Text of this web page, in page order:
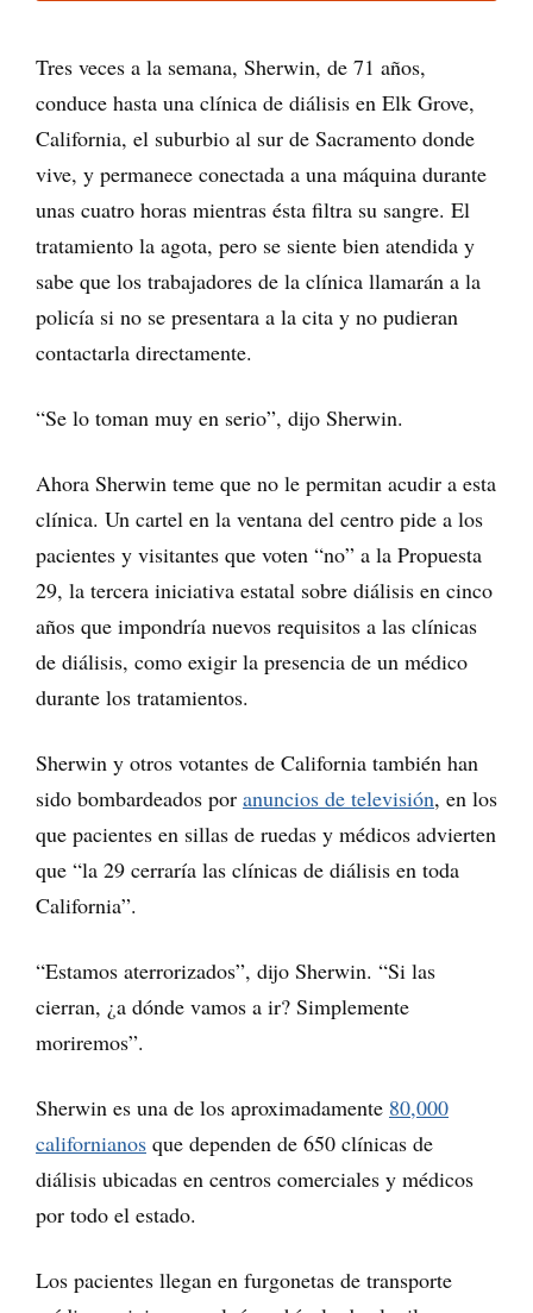
Tres veces a la semana, Sherwin, de 71 años,
conduce hasta una clínica de diálisis en Elk Grove,
California, el suburbio al sur de Sacramento donde
vive, y permanece conectada a una máquina durante
unas cuatro horas mientras ésta filtra su sangre. El
tratamiento la agota, pero se siente bien atendida y
sabe que los trabajadores de la clínica llamarán a la
policía si no se presentara a la cita y no pudieran
contactarla directamente.
“Se lo toman muy en serio”, dijo Sherwin.
Ahora Sherwin teme que no le permitan acudir a esta
clínica. Un cartel en la ventana del centro pide a los
pacientes y visitantes que voten “no” a la Propuesta
29, la tercera iniciativa estatal sobre diálisis en cinco
años que impondría nuevos requisitos a las clínicas
de diálisis, como exigir la presencia de un médico
durante los tratamientos.
Sherwin y otros votantes de California también han
sido bombardeados por anuncios de televisión, en los
que pacientes en sillas de ruedas y médicos advierten
que “la 29 cerraría las clínicas de diálisis en toda
California”.
“Estamos aterrorizados”, dijo Sherwin. “Si las
cierran, ¿a dónde vamos a ir? Simplemente
moriremos”.
Sherwin es una de los aproximadamente 80,000
californianos que dependen de 650 clínicas de
diálisis ubicadas en centros comerciales y médicos
por todo el estado.
Los pacientes llegan en furgonetas de transporte